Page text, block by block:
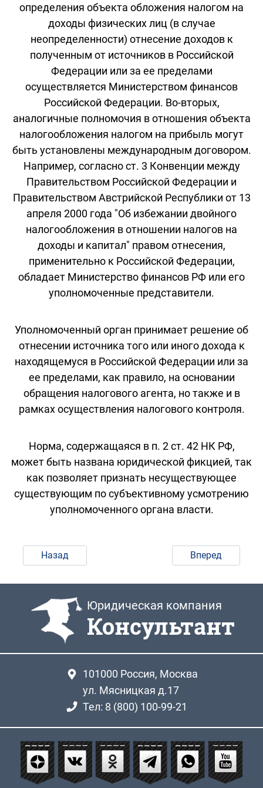
определения объекта обложения налогом на
доходы физических лиц (в случае
неопределенности) отнесение доходов к
полученным от источников в Российской
Федерации или за ее пределами
осуществляется Министерством финансов
Российской Федерации. Во-вторых,
аналогичные полномочия в отношения объекта
налогообложения налогом на прибыль могут
быть установлены международным договором.
Например, согласно ст. 3 Конвенции между
Правительством Российской Федерации и
Правительством Австрийской Республики от 13
апреля 2000 года "Об избежании двойного
налогообложения в отношении налогов на
доходы и капитал" правом отнесения,
применительно к Российской Федерации,
обладает Министерство финансов РФ или его
уполномоченные представители.
Уполномоченный орган принимает решение об
отнесении источника того или иного дохода к
находящемуся в Российской Федерации или за
ее пределами, как правило, на основании
обращения налогового агента, но также и в
рамках осуществления налогового контроля.
Норма, содержащаяся в п. 2 ст. 42 НК РФ,
может быть названа юридической фикцией, так
как позволяет признать несуществующее
существующим по субъективному усмотрению
уполномоченного органа власти.
Назад Вперед
Юридическая компания
Консультант
101000 Россия, Москва
ул. Мясницкая д.17
Тел: 8 (800) 100-99-21